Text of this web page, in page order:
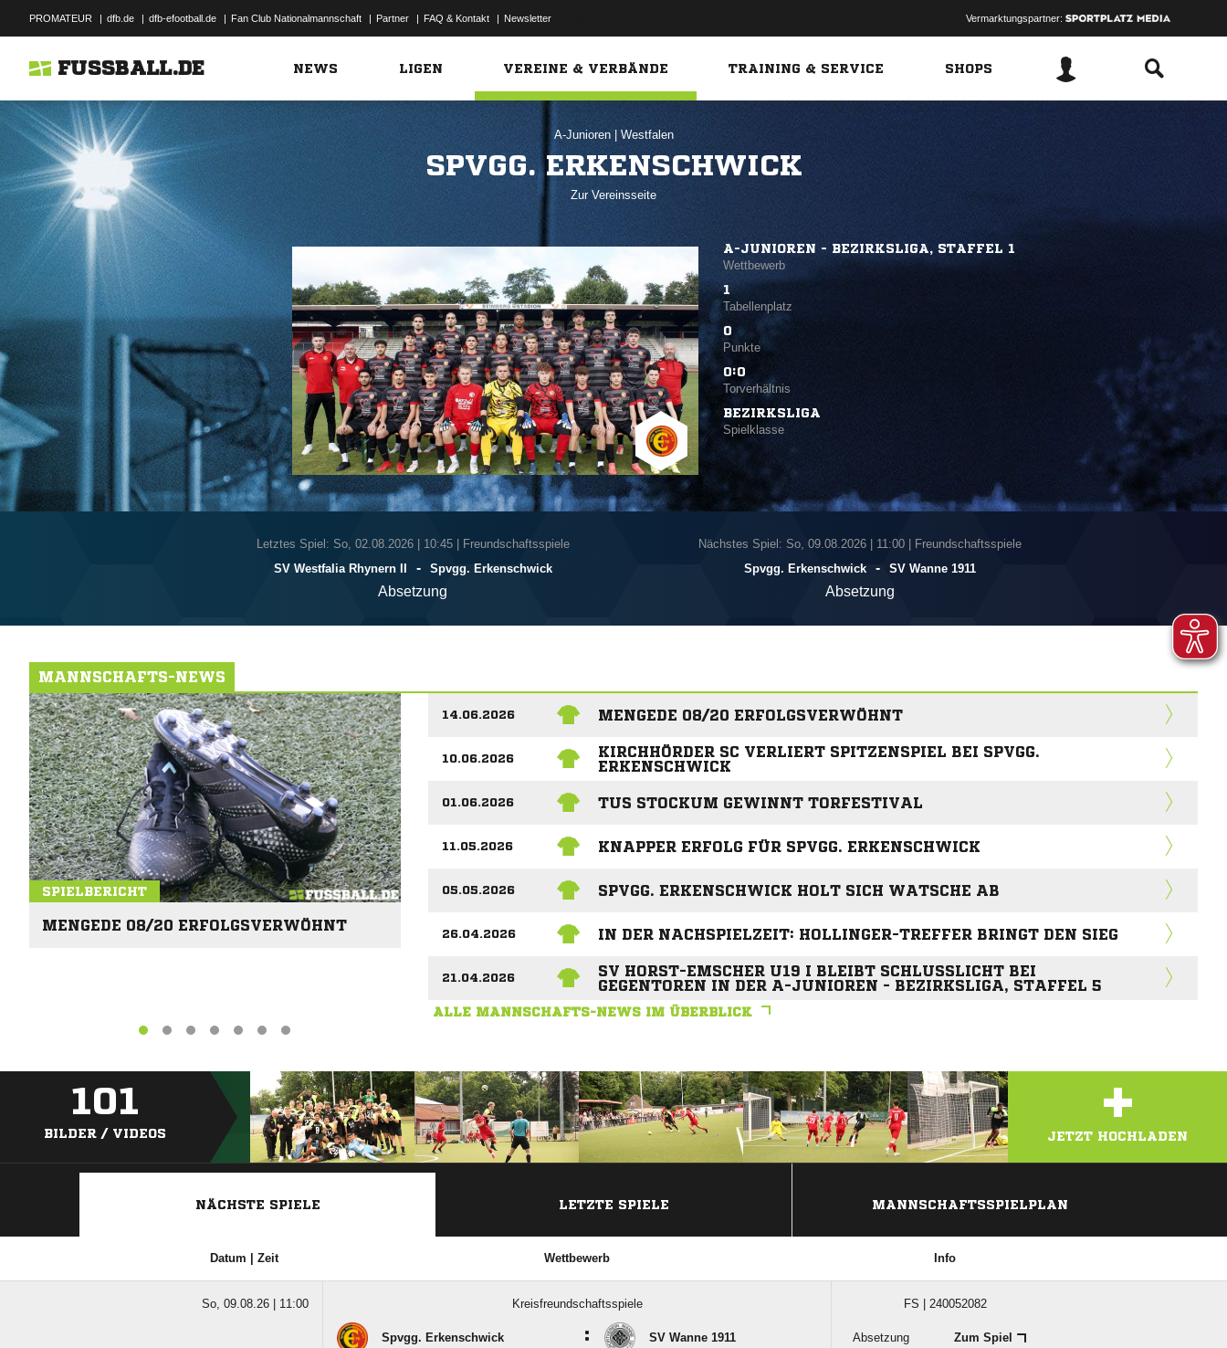
PROMATEUR | dfb.de | dfb-efootball.de | Fan Club Nationalmannschaft | Partner | FAQ & Kontakt | Newsletter Vermarktungspartner:
FUSSBALL.DE NEWS LIGEN VEREINE & VERBÄNDE TRAINING & SERVICE SHOPS
A-Junioren Westfalen
SPVGG. ERKENSCHWICK
Zur Vereinsseite
A-JUNIOREN - BEZIRKSLIGA, STAFFEL 1
Wettbewerb
1
Tabellenplatz
0
Punkte
0:0
Torverhältnis
BEZIRKSLIGA
Spielklasse
Letztes Spiel: So, 02.08.2026| 10:45 | Freundschaftsspiele
SV Westfalia Rhynern II
- Spvgg. Erkenschwick
Absetzung
Nächstes Spiel: So, 09.08.2026
11:00 | Freundschaftsspiele
Spvgg. Erkenschwick
- SV Wanne 1911
Absetzung
MANNSCHAFTS-NEWS
SPIELBERICHT
MENGEDE 08/20 ERFOLGSVERWÖHNT
14.06.2026 MENGEDE 08/20 ERFOLGSVERWÖHNT
10.06.2026
KIRCHHÖRDER SC VERLIERT SPITZENSPIEL BEI SPVGG.
ERKENSCHWICK
01.06.2026 TUS STOCKUM GEWINNT TORFESTIVAL
11.05.2026 KNAPPER ERFOLG FÜR SPVGG. ERKENSCHWICK
05.05.2026 SPVGG. ERKENSCHWICK HOLT SICH WATSCHE AB
26.04.2026 IN DER NACHSPIELZEIT: HOLLINGER-TREFFER BRINGT DEN SIEG
21.04.2026
SV HORST-EMSCHER U19 I BLEIBT SCHLUSSLICHT BEI
GEGENTOREN IN DER A-JUNIOREN - BEZIRKSLIGA, STAFFEL 5
ALLE MANNSCHAFTS-NEWS IM ÜBERBLICK
101
BILDER / VIDEOS +
JETZT HOCHLADEN
NÄCHSTE SPIELE LETZTE SPIELE MANNSCHAFTSSPIELPLAN
Datum | Zeit Wettbewerb Info
So, 09.08.26 | 11:00 Kreisfreundschaftsspiele FS | 240052082
Spvgg. Erkenschwick : SV Wanne 1911 Absetzung Zum Spiel